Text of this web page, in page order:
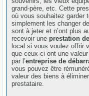
grand-père, etc. Cette
où vous souhaitez garder
simplement les changer
sont à jeter et n’ont plus
recevoir une prestation
local si vous voulez offrir
que ceux-ci ont une
par l’entreprise de
vous pouvez être
valeur des biens à
prestataire.